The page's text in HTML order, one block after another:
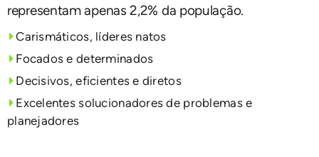
representam apenas 2,2% da população.
Carismáticos, líderes natos
Focados e determinados
Decisivos, eficientes e diretos
Excelentes solucionadores de problemas e
planejadores